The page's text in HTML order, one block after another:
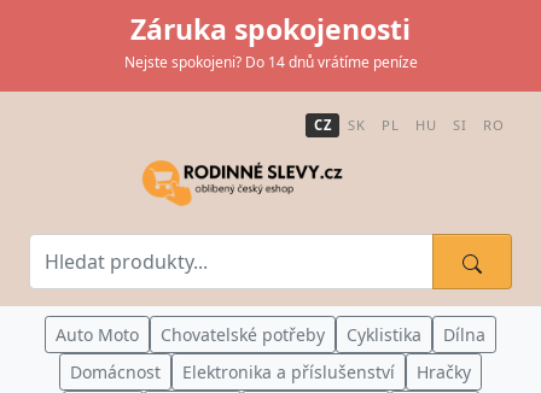
Záruka spokojenosti
Nejste spokojeni? Do 14 dnů vrátíme peníze
CZ SK PL HU SI RO
Auto Moto Chovatelské potřeby Cyklistika
Dílna
Domácnost
Elektronika a příslušenství
Hračky